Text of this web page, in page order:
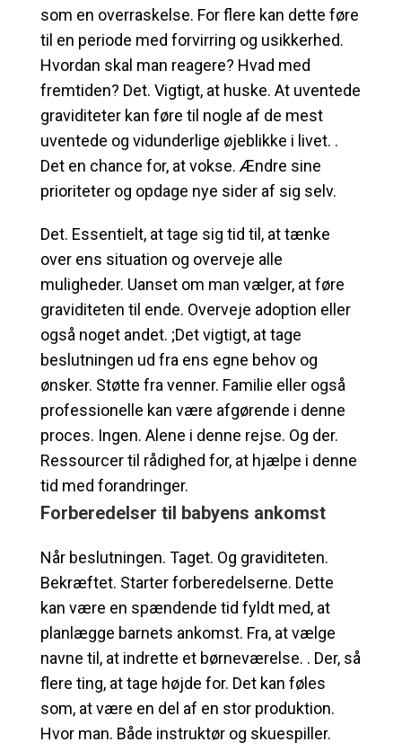
som en overraskelse. For flere kan dette føre
til en periode med forvirring og usikkerhed.
Hvordan skal man reagere? Hvad med
fremtiden? Det. Vigtigt, at huske. At uventede
graviditeter kan føre til nogle af de mest
uventede og vidunderlige øjeblikke i livet. .
Det en chance for, at vokse. Ændre sine
prioriteter og opdage nye sider af sig selv.
Det. Essentielt, at tage sig tid til, at tænke
over ens situation og overveje alle
muligheder. Uanset om man vælger, at føre
graviditeten til ende. Overveje adoption eller
også noget andet. ;Det vigtigt, at tage
beslutningen ud fra ens egne behov og
ønsker. Støtte fra venner. Familie eller også
professionelle kan være afgørende i denne
proces. Ingen. Alene i denne rejse. Og der.
Ressourcer til rådighed for, at hjælpe i denne
tid med forandringer.
Forberedelser til babyens ankomst
Når beslutningen. Taget. Og graviditeten.
Bekræftet. Starter forberedelserne. Dette
kan være en spændende tid fyldt med, at
planlægge barnets ankomst. Fra, at vælge
navne til, at indrette et børneværelse. . Der, så
flere ting, at tage højde for. Det kan føles
som, at være en del af en stor produktion.
Hvor man. Både instruktør og skuespiller.